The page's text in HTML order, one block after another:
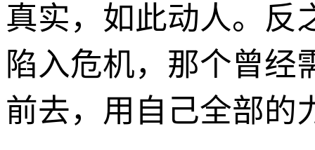
真实，如此动人。反
陷入危机，那个曾经
前去，用自己全部的